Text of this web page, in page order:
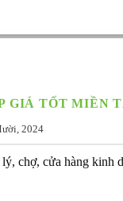
GIÁ TỐT MIỀN
2024
chợ, cửa hàng kinh